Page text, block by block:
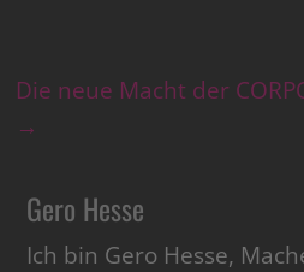
Die neue Macht der
→
Gero Hesse
Ich bin Gero Hesse,